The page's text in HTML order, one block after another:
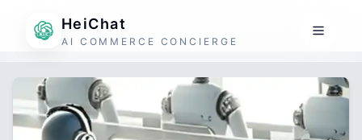
HeiChat
AI COMMERCE CONCIERGE